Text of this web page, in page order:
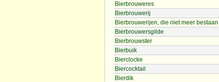
Bierbrouweres
Bierbrouwerij
Bierbrouwerijen, die niet meer bestaan
Bierbrouwersgilde
Bierbrouwster
Bierbuik
Bierclocke
Biercocktail
Bierdik